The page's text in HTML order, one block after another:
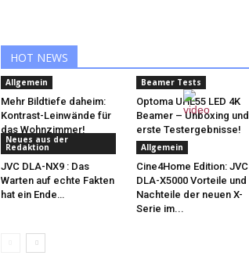
HOT NEWS
Allgemein
Mehr Bildtiefe daheim:
Kontrast-Leinwände für
das Wohnzimmer!
Beamer Tests
Optoma UHL55 LED 4K
Beamer – Unboxing und
erste Testergebnisse!
Neues aus der
Redaktion
JVC DLA-NX9 : Das
Warten auf echte Fakten
hat ein Ende…
Allgemein
Cine4Home Edition: JVC
DLA-X5000 Vorteile und
Nachteile der neuen X-
Serie im...